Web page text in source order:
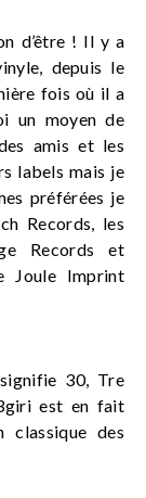
d’être ! Il y a
depuis le
fois où il a
un moyen de
amis et les
labels mais je
préférées je
Records, les
Records et
Joule Imprint
30, Tre
est en fait
des